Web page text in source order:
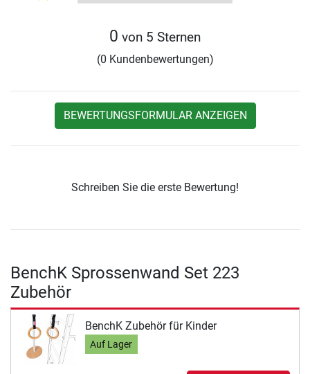
0 von 5 Sternen
(0 Kundenbewertungen)
BEWERTUNGSFORMULAR ANZEIGEN
Schreiben Sie die erste Bewertung!
BenchK Sprossenwand Set 223
Zubehör
BenchK Zubehör für Kinder
Auf Lager